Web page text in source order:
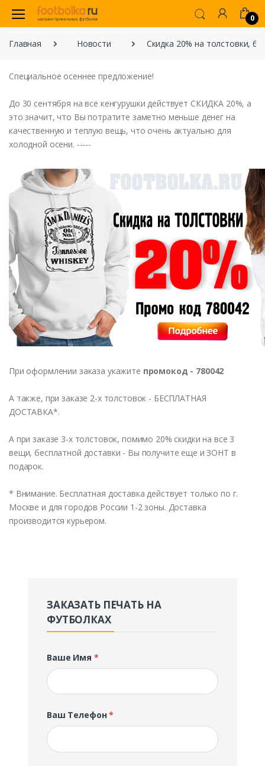
0
Главная Новости Скидка 20% на толстовки,
Специальное осеннее предложение!
До 30 сентября на все кенгурушки действует СКИДКА 20%, а
это значит, что Вы потратите заметно меньше денег на
качественную и теплую вещь, что очень актуально для
холодной осени. -----
При оформлении заказа укажите промокод - 780042
А также, при заказе 2-х толстовок - БЕСПЛАТНАЯ
ДОСТАВКА*.
А при заказе 3-х толстовок, помимо 20% скидки на все 3
вещи, бесплатной доставки - Вы получите еще и ЗОНТ в
подарок.
* Внимание. Бесплатная доставка действует только по г.
Москве и для городов России 1-2 зоны. Доставка
производится курьером.
ЗАКАЗАТЬ ПЕЧАТЬ НА
ФУТБОЛКАХ
Ваше Имя *
Ваш Телефон*